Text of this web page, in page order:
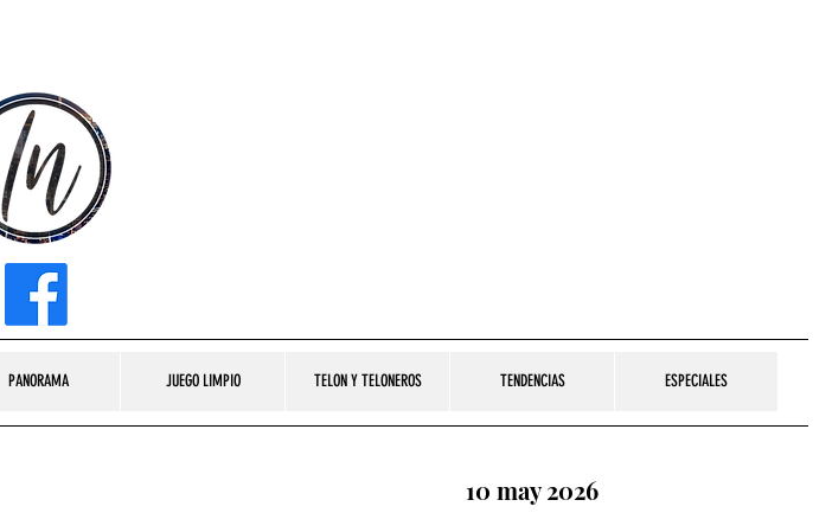
PANORAMA JUEGO LIMPIO TELON Y TELONEROS TENDENCIAS ESPECIALES
10 may 2026